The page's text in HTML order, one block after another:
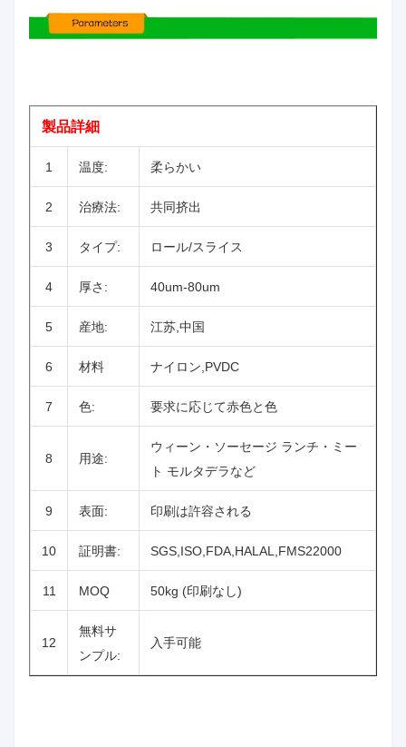
製品詳細
1 温度: 柔らかい
2 治療法: 共同挤出
3 タイプ: ロール/スライス
4 厚さ: 40um-80um
5 産地: 江苏,中国
6 材料 ナイロン,PVDC
7 色: 要求に応じて赤色と色
8 用途:
ウィーン・ソーセージ ランチ・ミー
ト モルタデラなど
9 表面: 印刷は許容される
10 証明書: SGS,ISO,FDA,HALAL,FMS22000
11 MOQ 50kg (印刷なし)
12
無料サ
ンプル:
入手可能